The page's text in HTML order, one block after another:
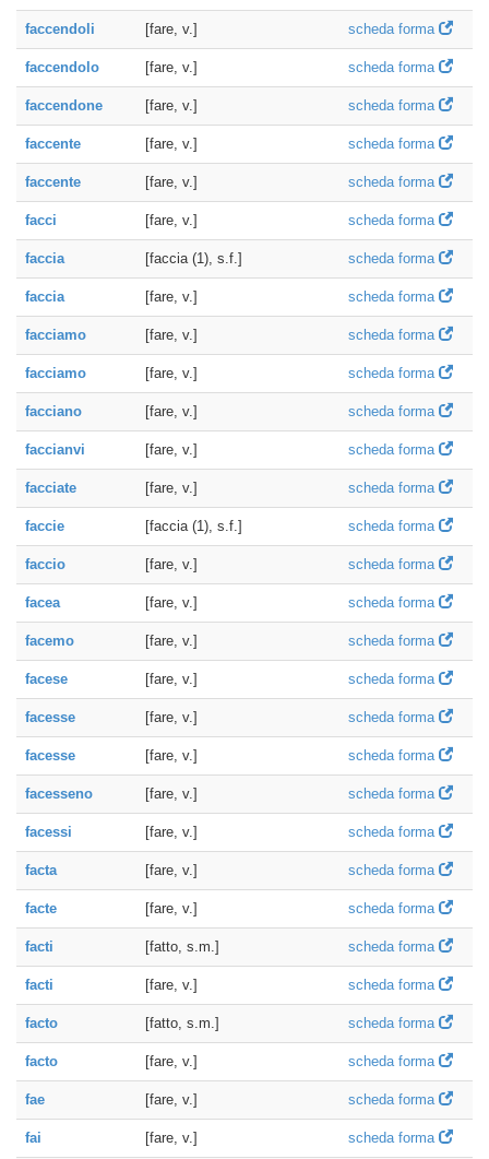
faccendoli [fare, v.] scheda forma
faccendolo [fare, v.] scheda forma
faccendone [fare, v.] scheda forma
faccente [fare, v.] scheda forma
faccente [fare, v.] scheda forma
facci [fare, v.] scheda forma
faccia [faccia (1), s.f.] scheda forma
faccia [fare, v.] scheda forma
facciamo [fare, v.] scheda forma
facciamo [fare, v.] scheda forma
facciano [fare, v.] scheda forma
faccianvi [fare, v.] scheda forma
facciate [fare, v.] scheda forma
faccie [faccia (1), s.f.] scheda forma
faccio [fare, v.] scheda forma
facea [fare, v.] scheda forma
facemo [fare, v.] scheda forma
facese [fare, v.] scheda forma
facesse [fare, v.] scheda forma
facesse [fare, v.] scheda forma
facesseno [fare, v.] scheda forma
facessi [fare, v.] scheda forma
facta [fare, v.] scheda forma
facte [fare, v.] scheda forma
facti [fatto, s.m.] scheda forma
facti [fare, v.] scheda forma
facto [fatto, s.m.] scheda forma
facto [fare, v.] scheda forma
fae [fare, v.] scheda forma
fai [fare, v.] scheda forma